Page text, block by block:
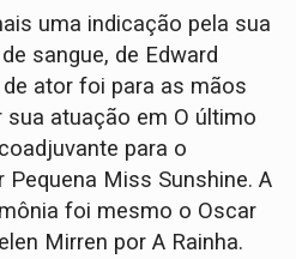
uma indicação pela sua
sangue, de Edward
ator foi para as mãos
sua atuação em O último
para o
Pequena Miss Sunshine. A
foi mesmo o Oscar
Mirren por A Rainha.